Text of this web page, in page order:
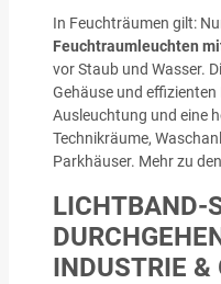
In Feuchträumen gilt:
Feuchtraumleuchten
vor Staub und Wasser.
Gehäuse und
Ausleuchtung und eine
Technikräume,
Parkhäuser. Mehr zu den
LICHTBAND-
INDUSTRIE &